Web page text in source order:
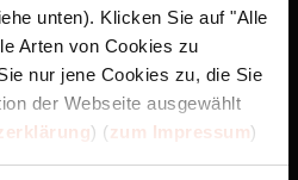
unten). Klicken Sie auf "Alle
Arten von Cookies zu
nur jene Cookies zu, die Sie
der Webseite ausgewählt
) (zum Impressum)
eingetragen in den USA und anderen Ländern
Play-Logo sind Marken von Google LLC.